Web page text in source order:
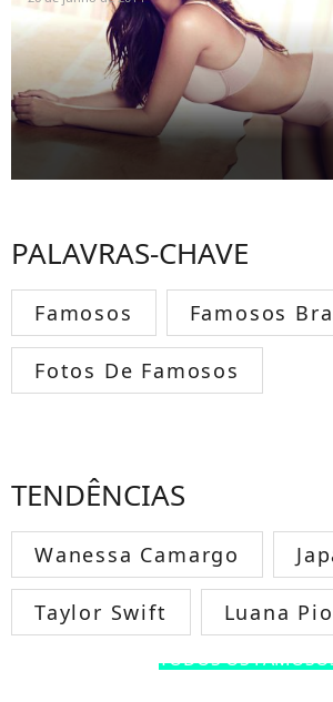
PALAVRAS-CHAVE
Famosos Famosos
Fotos De Famosos
TENDÊNCIAS
Wanessa Camargo
Taylor Swift Luana
TODOS OS